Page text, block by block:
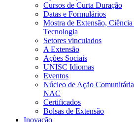
Cursos de Curta Duração
Datas e Formulários
Mostra de Extensão, Ciência
Tecnologia
Setores vinculados
A Extensão
Ações Sociais
UNISC Idiomas
Eventos
Núcleo de Ação
NAC
Certificados
Bolsas de Extensão
Inovação